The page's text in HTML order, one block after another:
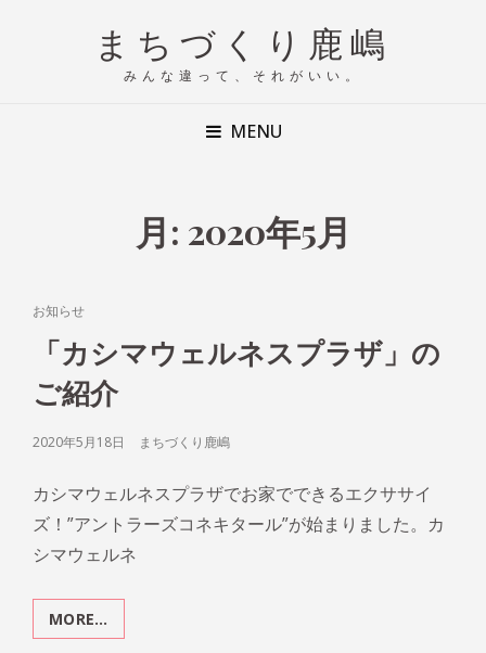
まちづくり鹿嶋
みんな違って、それがいい。
MENU
月: 2020年5月
CAT
LINKS
お知らせ
「カシマウェルネスプラザ」の
ご紹介
POSTED
2020年5月18日 まちづくり鹿嶋
カシマウェルネスプラザでお家でできるエクササイ
ズ！”アントラーズコネキタール”が始まりました。カ
シマウェルネ
MORE…
シ